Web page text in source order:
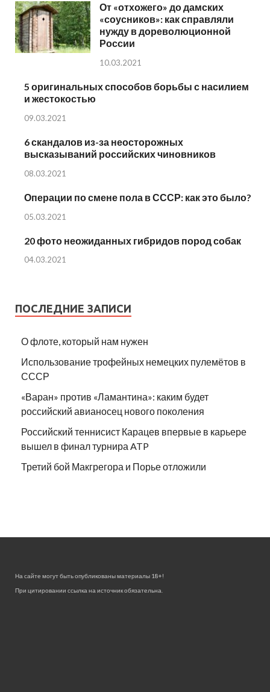
От «отхожего» до дамских
«соусников»: как справляли
нужду в дореволюционной
России
10.03.2021
5 оригинальных способов борьбы с насилием
и жестокостью
09.03.2021
6 скандалов из-за неосторожных
высказываний российских чиновников
08.03.2021
Операции по смене пола в СССР: как это было?
05.03.2021
20 фото неожиданных гибридов пород собак
04.03.2021
ПОСЛЕДНИЕ ЗАПИСИ
О флоте, который нам нужен
Использование трофейных немецких пулемётов в
СССР
«Варан» против «Ламантина»: каким будет
российский авианосец нового поколения
Российский теннисист Карацев впервые в карьере
вышел в финал турнира ATP
Третий бой Макгрегора и Порье отложили
На сайте могут быть опубликованы материалы 18+!
При цитировании ссылка на источник обязательна.